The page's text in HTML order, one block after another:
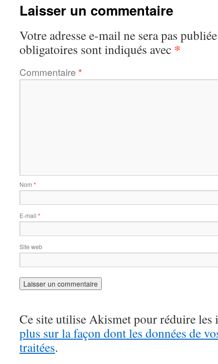
Laisser un commentaire
Votre adresse e-mail ne sera pas
obligatoires sont indiqués avec *
Commentaire *
Nom *
E-mail *
Site web
Ce site utilise Akismet pour réduire les
plus sur la façon dont les données de
traitées.